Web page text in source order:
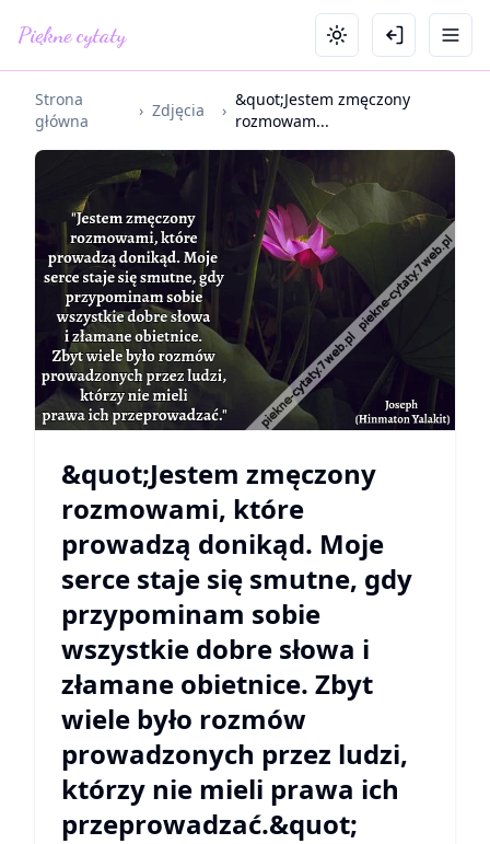
Piękne cytaty
Strona
główna
› Zdjęcia ›
&quot;Jestem zmęczony
rozmowam...
&quot;Jestem zmęczony
rozmowami, które
prowadzą donikąd. Moje
serce staje się smutne, gdy
przypominam sobie
wszystkie dobre słowa i
złamane obietnice. Zbyt
wiele było rozmów
prowadzonych przez ludzi,
którzy nie mieli prawa ich
przeprowadzać.&quot;